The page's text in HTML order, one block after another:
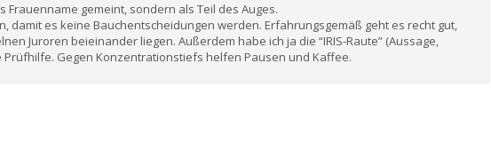
Frauenname gemeint, sondern als Teil des Auges.
damit es keine Bauchentscheidungen werden. Erfahrungsgemäß geht es recht gut,
Juroren beieinander liegen. Außerdem habe ich ja die “IRIS-Raute” (Aussage,
Prüfhilfe. Gegen Konzentrationstiefs helfen Pausen und Kaffee.